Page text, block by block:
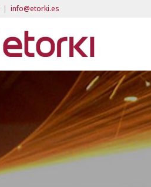
| info@etorki.es